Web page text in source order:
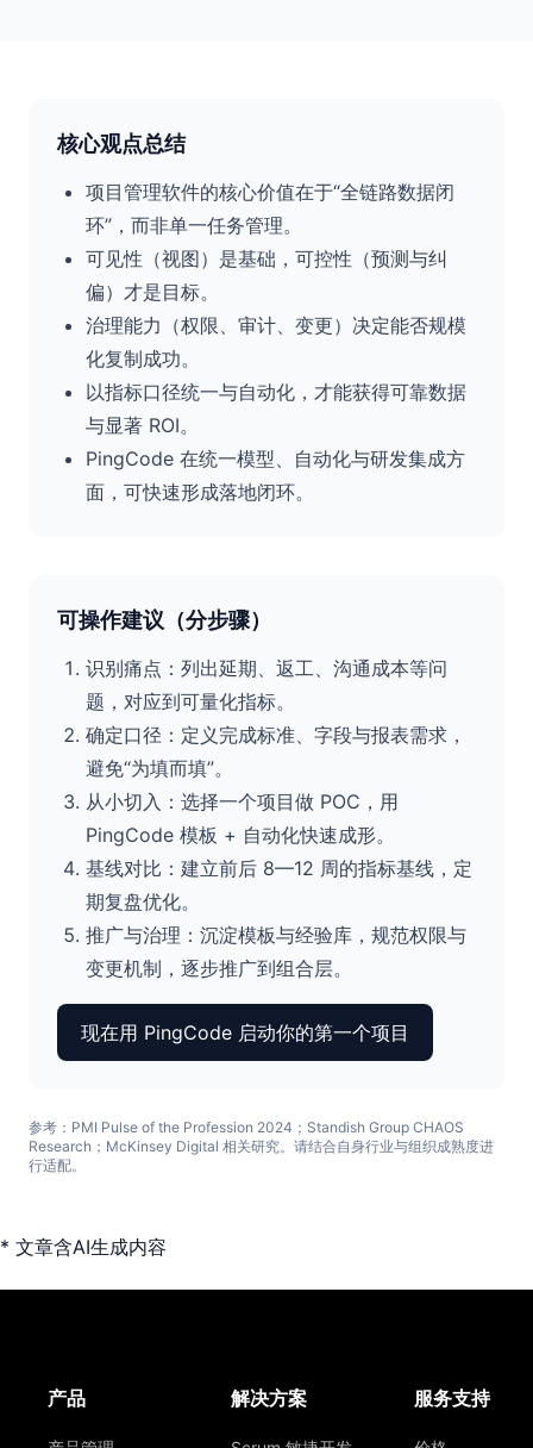
核心观点总结
项目管理软件的核心价值在于“全链路数据闭
环”，而非单一任务管理。
可见性（视图）是基础，可控性（预测与纠
偏）才是目标。
治理能力（权限、审计、变更）决定能否规模
化复制成功。
以指标口径统一与自动化，才能获得可靠数据
与显著 ROI。
PingCode 在统一模型、自动化与研发集成方
面，可快速形成落地闭环。
可操作建议（分步骤）
识别痛点：列出延期、返工、沟通成本等问
题，对应到可量化指标。
确定口径：定义完成标准、字段与报表需求，
避免“为填而填”。
从小切入：选择一个项目做 POC，用
PingCode 模板 + 自动化快速成形。
基线对比：建立前后 8—12 周的指标基线，定
期复盘优化。
推广与治理：沉淀模板与经验库，规范权限与
变更机制，逐步推广到组合层。
现在用 PingCode 启动你的第一个项目
参考：PMI Pulse of the Profession 2024；Standish Group CHAOS
Research；McKinsey Digital 相关研究。请结合自身行业与组织成熟度进
行适配。
* 文章含AI生成内容
产品 解决方案 服务支持